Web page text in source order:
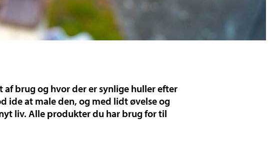
brug og hvor der er synlige huller efter
ide at male den, og med lidt øvelse og
liv. Alle produkter du har brug for til